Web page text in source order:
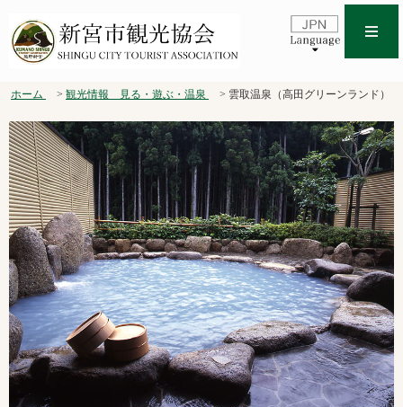
ホーム 観光情報 見る・遊ぶ・温泉 雲取温泉（高田グリーンランド）